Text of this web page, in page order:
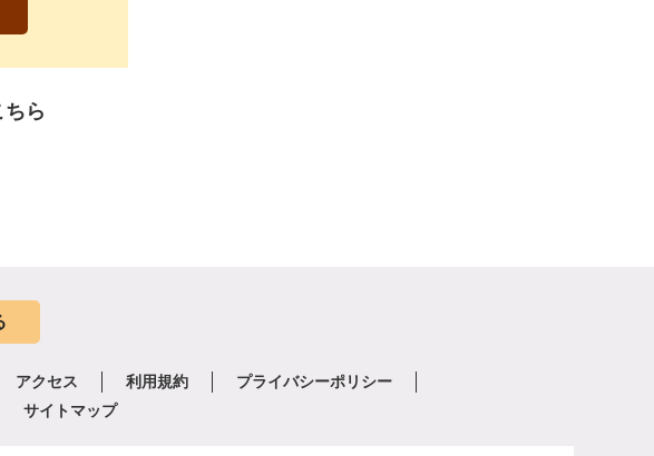
ら
アクセス 利用規約
プライバシーポリシー
サイトマップ